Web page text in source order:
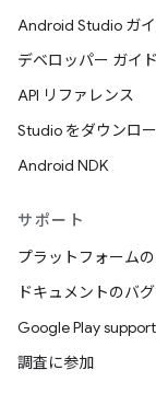
Android Studio ガ
デベロッパー ガイド
API リファレンス
Studio をダウンロ
Android NDK
サポート
プラットフォーム
ドキュメントのバ
Google Play support
調査に参加